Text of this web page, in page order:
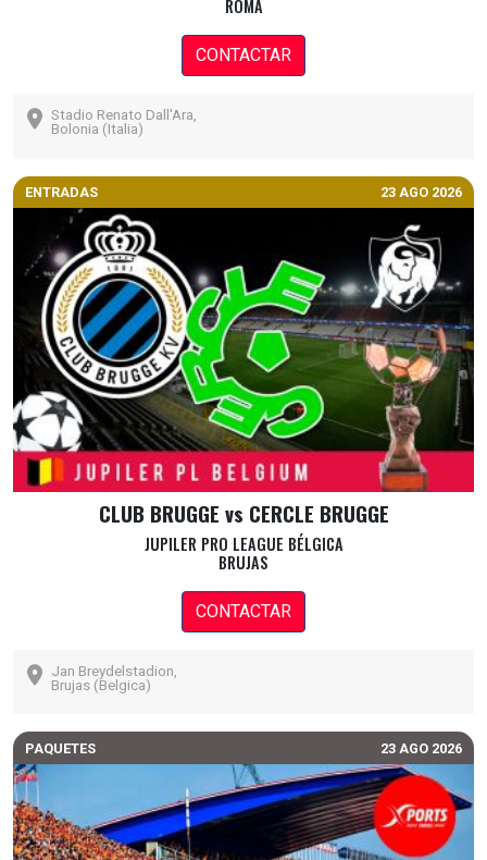
ROMA
CONTACTAR
Stadio Renato Dall'Ara,
Bolonia (Italia)
ENTRADAS 23 AGO 2026
CLUB BRUGGE vs CERCLE BRUGGE
JUPILER PRO LEAGUE BÉLGICA
BRUJAS
CONTACTAR
Jan Breydelstadion,
Brujas (Belgica)
PAQUETES 23 AGO 2026